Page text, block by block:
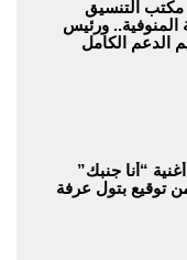
مكتب التنسيق
المنوفية.. ورئيس
الدعم الكامل
“أنا جنبك”
توقيع بتول عرفة